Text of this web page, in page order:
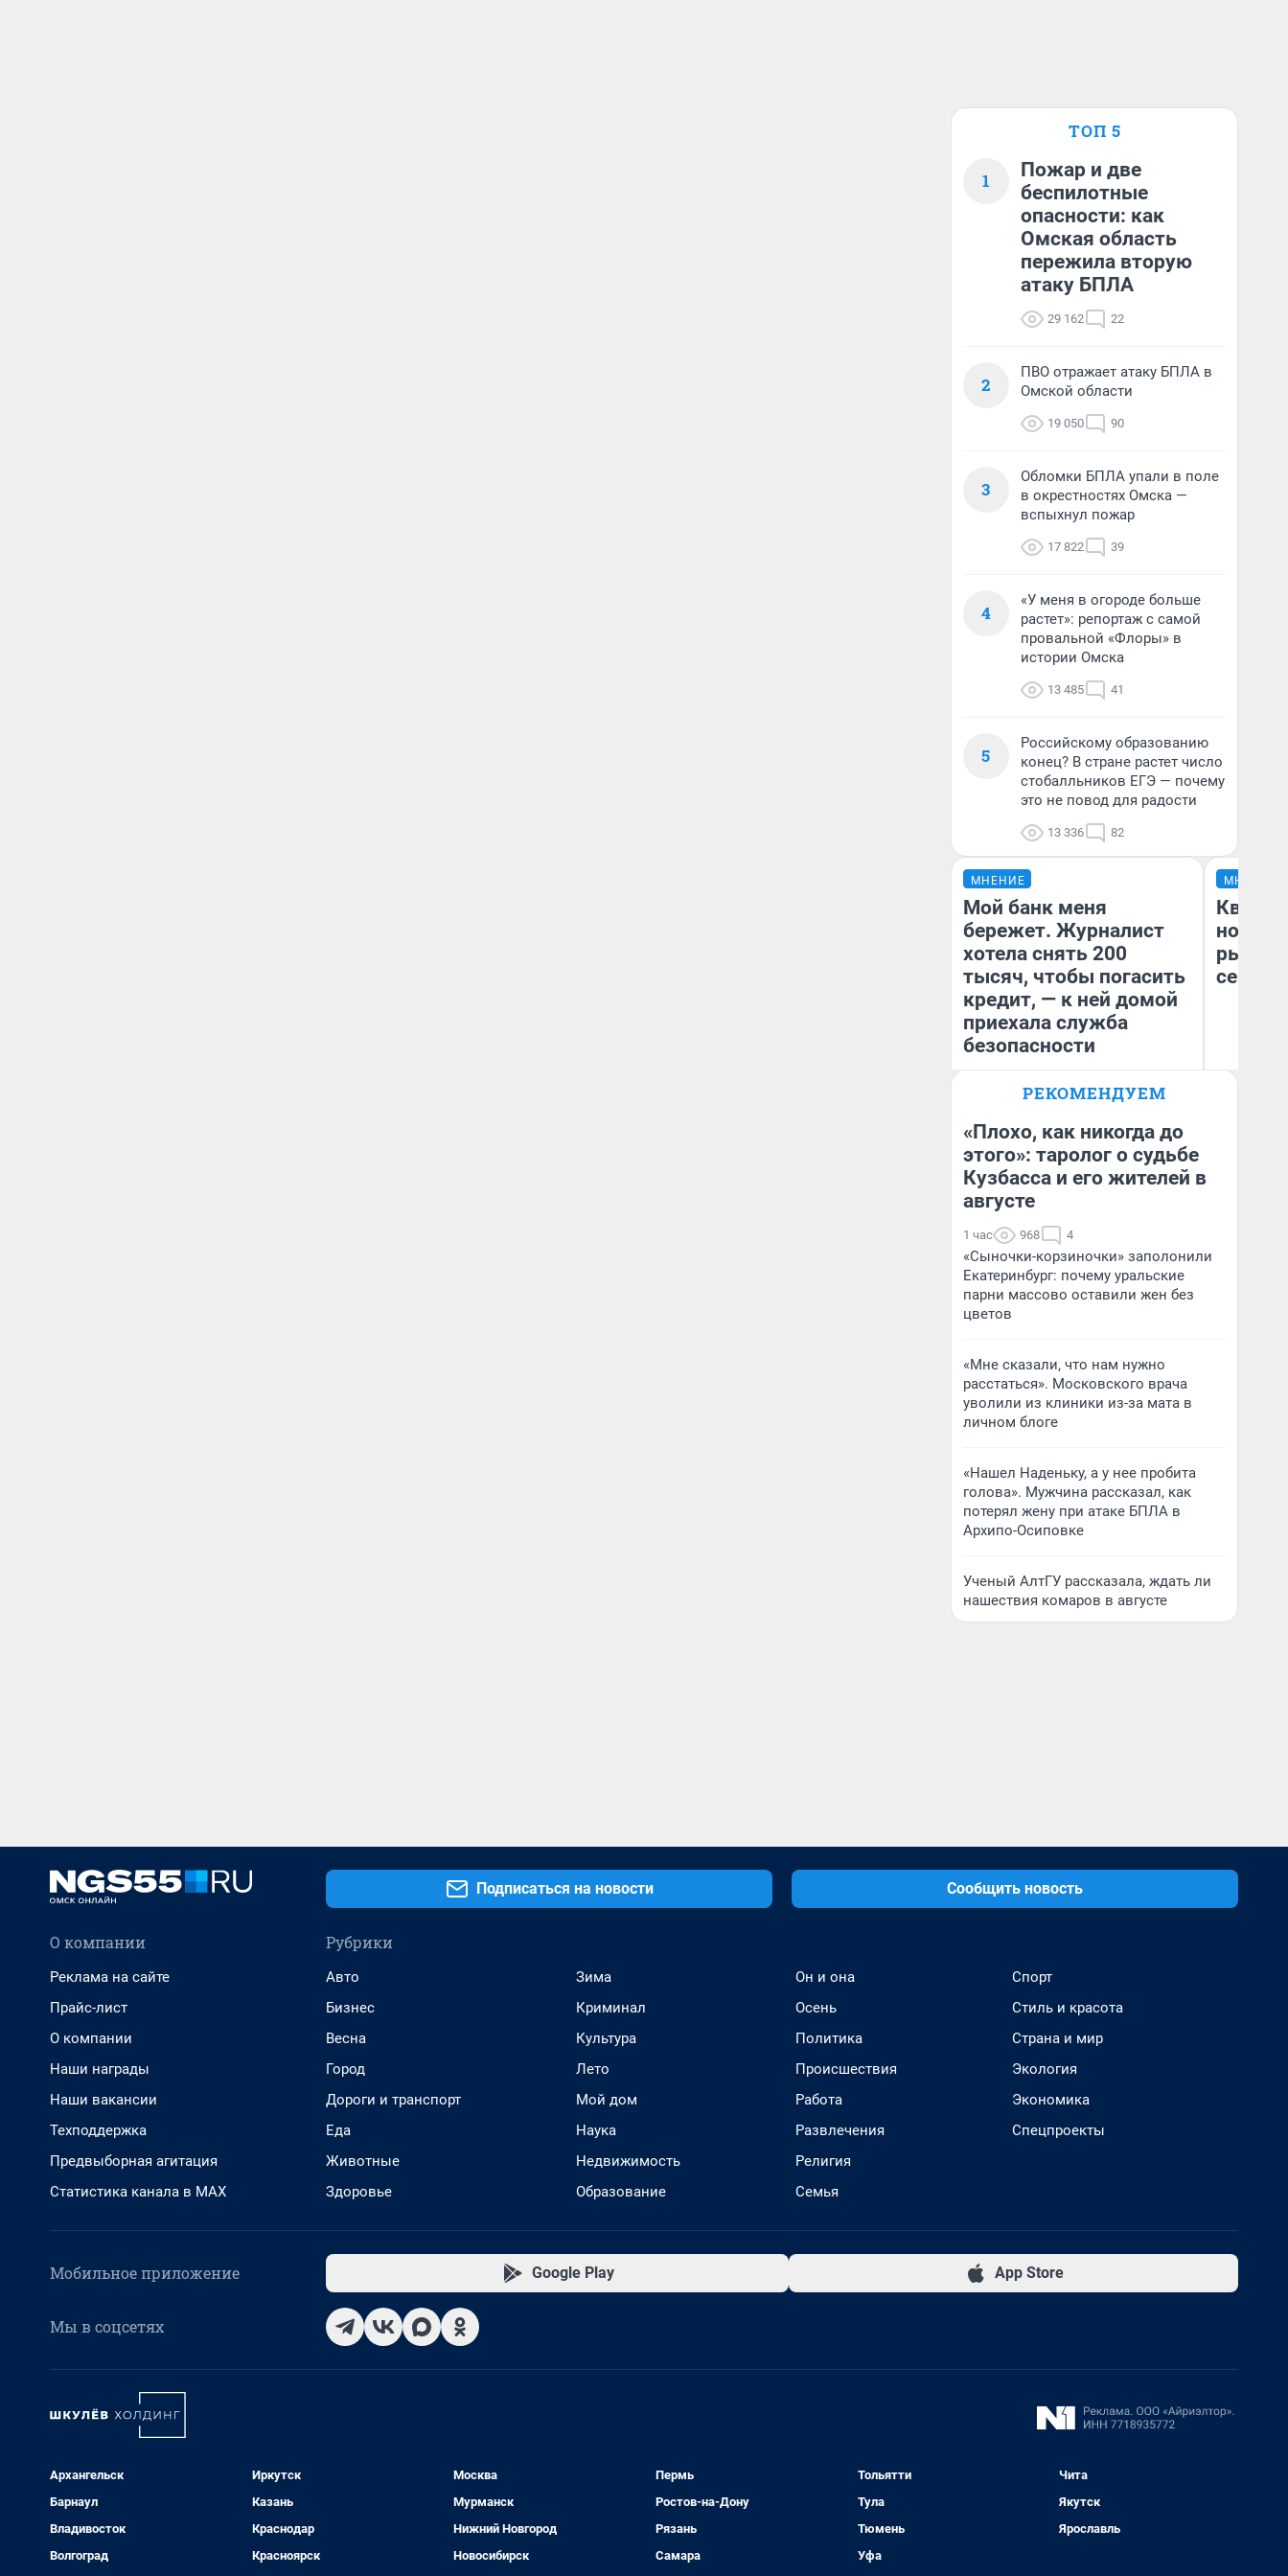
ТОП 5
1
Пожар и две
беспилотные
опасности: как
Омская область
пережила вторую
атаку БПЛА
29 162 22
2
ПВО отражает атаку БПЛА в
Омской области
19 050 90
3
Обломки БПЛА упали в поле
в окрестностях Омска —
вспыхнул пожар
17 822 39
4
«У меня в огороде больше
растет»: репортаж с самой
провальной «Флоры» в
истории Омска
13 485 41
5
Российскому образованию
конец? В стране растет число
стобалльников ЕГЭ — почему
это не повод для радости
13 336 82
МНЕНИЕ
Мой банк меня
бережет. Журналист
хотела снять 200
тысяч, чтобы погасить
кредит, — к ней домой
приехала служба
безопасности
Ксения Владимирская
МНЕНИЕ
но
рынок
РЕКОМЕНДУЕМ
«Плохо, как никогда до
этого»: таролог о судьбе
Кузбасса и его жителей в
августе
1 час 968 4
«Сыночки-корзиночки» заполонили
Екатеринбург: почему уральские
парни массово оставили жен без
цветов
«Мне сказали, что нам нужно
расстаться». Московского врача
уволили из клиники из-за мата в
личном блоге
«Нашел Наденьку, а у нее пробита
голова». Мужчина рассказал, как
потерял жену при атаке БПЛА в
Архипо-Осиповке
Ученый АлтГУ рассказала, ждать ли
нашествия комаров в августе
Подписаться на новости Сообщить новость
О компании
Реклама на сайте
Прайс-лист
О компании
Наши награды
Наши вакансии
Техподдержка
Предвыборная агитация
Статистика канала в MAX
Рубрики
Авто
Бизнес
Весна
Город
Дороги и транспорт
Еда
Животные
Здоровье
Зима
Криминал
Культура
Лето
Мой дом
Наука
Недвижимость
Образование
Он и она
Осень
Политика
Происшествия
Работа
Развлечения
Религия
Семья
Спорт
Стиль и красота
Страна и мир
Экология
Экономика
Спецпроекты
Мобильное приложение Google Play App Store
Мы в соцсетях
Архангельск
Барнаул
Владивосток
Волгоград
Иркутск
Казань
Краснодар
Красноярск
Москва
Мурманск
Нижний Новгород
Новосибирск
Пермь
Ростов-на-Дону
Рязань
Самара
Тольятти
Тула
Тюмень
Уфа
Чита
Якутск
Ярославль